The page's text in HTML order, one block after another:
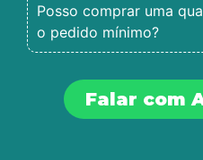
Posso comprar uma
o pedido mínimo?
Falar com